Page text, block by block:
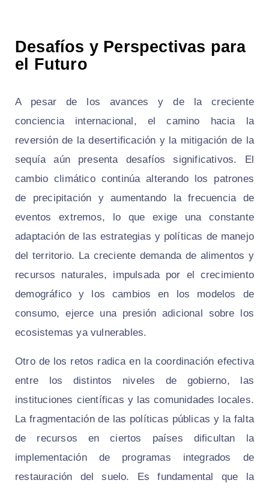
Desafíos y Perspectivas para
el Futuro
A pesar de los avances y de la creciente
conciencia internacional, el camino hacia la
reversión de la desertificación y la mitigación de la
sequía aún presenta desafíos significativos. El
cambio climático continúa alterando los patrones
de precipitación y aumentando la frecuencia de
eventos extremos, lo que exige una constante
adaptación de las estrategias y políticas de manejo
del territorio. La creciente demanda de alimentos y
recursos naturales, impulsada por el crecimiento
demográfico y los cambios en los modelos de
consumo, ejerce una presión adicional sobre los
ecosistemas ya vulnerables.
Otro de los retos radica en la coordinación efectiva
entre los distintos niveles de gobierno, las
instituciones científicas y las comunidades locales.
La fragmentación de las políticas públicas y la falta
de recursos en ciertos países dificultan la
implementación de programas integrados de
restauración del suelo. Es fundamental que la